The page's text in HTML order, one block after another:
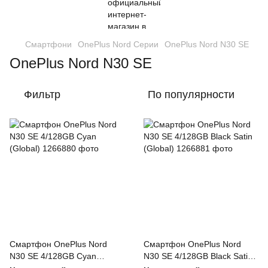
Смартфони OnePlus Nord Серии OnePlus Nord N30 SE
OnePlus Nord N30 SE
Фильтр По популярности
Смартфон OnePlus Nord
N30 SE 4/128GB Cyan
Смартфон OnePlus Nord
N30 SE 4/128GB Black Satin